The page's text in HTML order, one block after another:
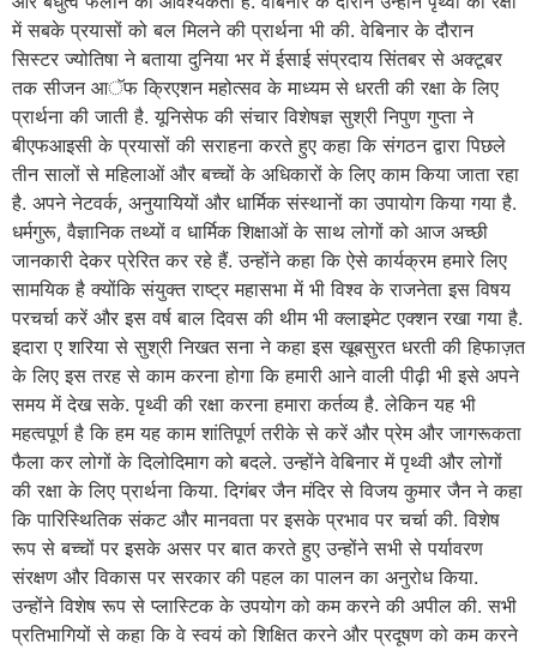
में सबके प्रयासों को बल मिलने की प्रार्थना भी की. वेबिनार के दौरान
सिस्टर ज्योतिषा ने बताया दुनिया भर में ईसाई संप्रदाय सिंतबर से अक्टूबर
तक सीजन आॅफ क्रिएशन महोत्सव के माध्यम से धरती की रक्षा के लिए
प्रार्थना की जाती है. यूनिसेफ की संचार विशेषज्ञ सुश्री निपुण गुप्ता ने
बीएफआइसी के प्रयासों की सराहना करते हुए कहा कि संगठन द्वारा पिछले
तीन सालों से महिलाओं और बच्चों के अधिकारों के लिए काम किया जाता रहा
है. अपने नेटवर्क, अनुयायियों और धार्मिक संस्थानों का उपायोग किया गया है.
धर्मगुरू, वैज्ञानिक तथ्यों व धार्मिक शिक्षाओं के साथ लोगों को आज अच्छी
जानकारी देकर प्रेरित कर रहे हैं. उन्होंने कहा कि ऐसे कार्यक्रम हमारे लिए
सामयिक है क्योंकि संयुक्त राष्ट्र महासभा में भी विश्व के राजनेता इस विषय
परचर्चा करें और इस वर्ष बाल दिवस की थीम भी क्लाइमेट एक्शन रखा गया है.
इदारा ए शरिया से सुश्री निखत सना ने कहा इस खूबसुरत धरती की हिफाज़त
के लिए इस तरह से काम करना होगा कि हमारी आने वाली पीढ़ी भी इसे अपने
समय में देख सके. पृथ्वी की रक्षा करना हमारा कर्तव्य है. लेकिन यह भी
महत्वपूर्ण है कि हम यह काम शांतिपूर्ण तरीके से करें और प्रेम और जागरूकता
फैला कर लोगों के दिलोदिमाग को बदले. उन्होंने वेबिनार में पृथ्वी और लोगों
की रक्षा के लिए प्रार्थना किया. दिगंबर जैन मंदिर से विजय कुमार जैन ने कहा
कि पारिस्थितिक संकट और मानवता पर इसके प्रभाव पर चर्चा की. विशेष
रूप से बच्चों पर इसके असर पर बात करते हुए उन्होंने सभी से पर्यावरण
संरक्षण और विकास पर सरकार की पहल का पालन का अनुरोध किया.
उन्होंने विशेष रूप से प्लास्टिक के उपयोग को कम करने की अपील की. सभी
प्रतिभागियों से कहा कि वे स्वयं को शिक्षित करने और प्रदूषण को कम करने